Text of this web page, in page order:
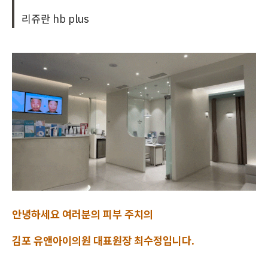
리쥬란 hb plus
안녕하세요 여러분의 피부 주치의
김포 유앤아이의원 대표원장 최수정입니다.